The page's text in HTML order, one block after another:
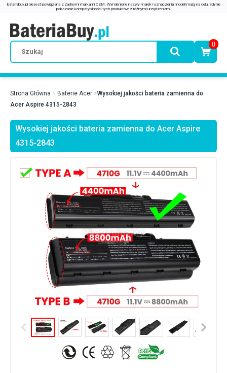
0
Strona Główna Baterie Acer
Wysokiej jakości bateria zamienna do
Acer Aspire 4315-2843
Wysokiej jakości bateria zamienna do Acer Aspire
4315-2843